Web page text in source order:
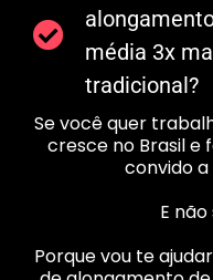
média 3x
tradicional?
Se você quer
cresce no Brasil e
convido
E
Porque vou te